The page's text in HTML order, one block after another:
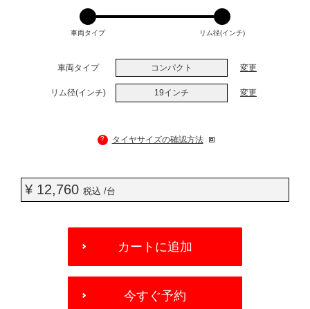
車両タイプ リム径(インチ)
車両タイプ コンパクト 変更
リム径(インチ) 19インチ 変更
? タイヤサイズの確認方法
¥ 12,760 税込 /台
OPTIONS
カートに追加
今すぐ予約